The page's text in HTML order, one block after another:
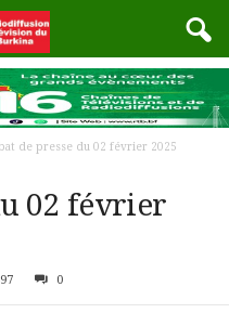
de presse du 02 février 2025
02 février
0